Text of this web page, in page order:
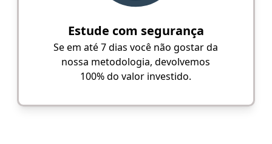
Estude com segurança
Se em até 7 dias você não gostar da
nossa metodologia, devolvemos
100% do valor investido.